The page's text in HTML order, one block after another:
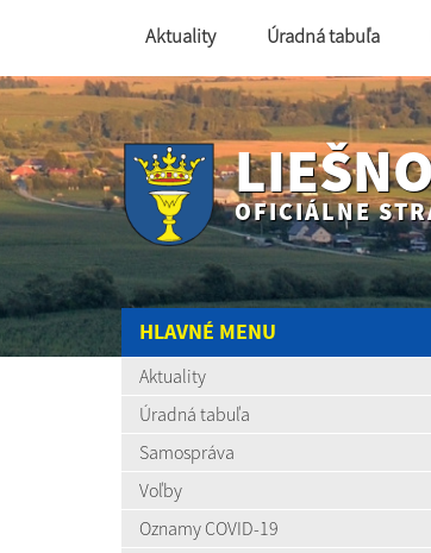
Aktuality Úradná tabuľa
OFICIÁLNE
HLAVNÉ MENU
Aktuality
Úradná tabuľa
Samospráva
Voľby
Oznamy COVID-19